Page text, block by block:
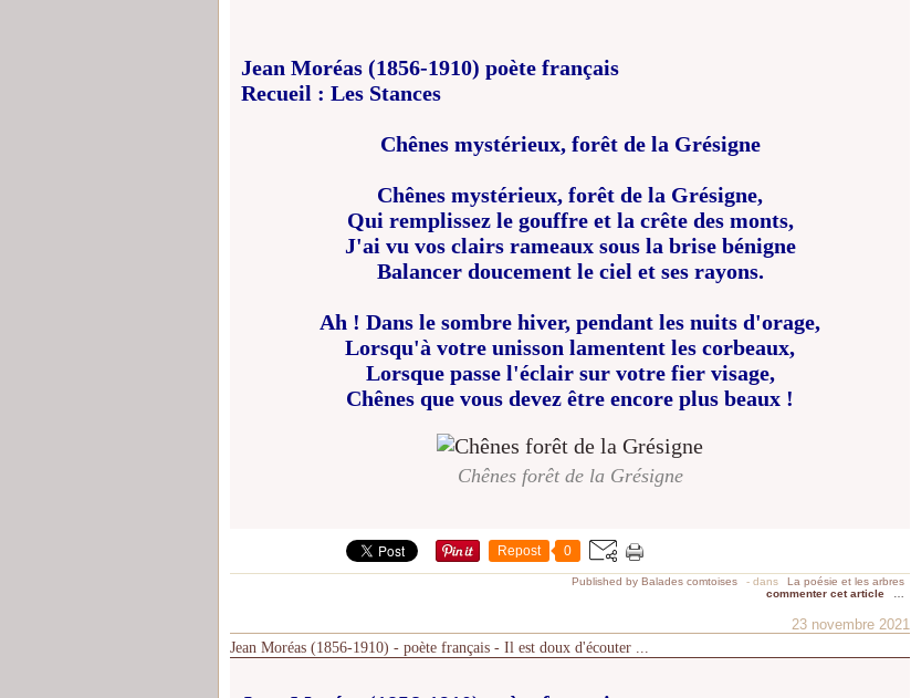
Jean Moréas (1856-1910) poète français
Recueil : Les Stances
Chênes mystérieux, forêt de la Grésigne
Chênes mystérieux, forêt de la Grésigne,
Qui remplissez le gouffre et la crête des monts,
J'ai vu vos clairs rameaux sous la brise bénigne
Balancer doucement le ciel et ses rayons.
Ah ! Dans le sombre hiver, pendant les nuits d'orage,
Lorsqu'à votre unisson lamentent les corbeaux,
Lorsque passe l'éclair sur votre fier visage,
Chênes que vous devez être encore plus beaux !
Chênes forêt de la Grésigne
Repost 0
Published by Balades comtoises - dans
La poésie et les arbres
commenter cet article
23 novembre 2021
Jean Moréas (1856-1910) - poète français - Il est doux d'écouter ...